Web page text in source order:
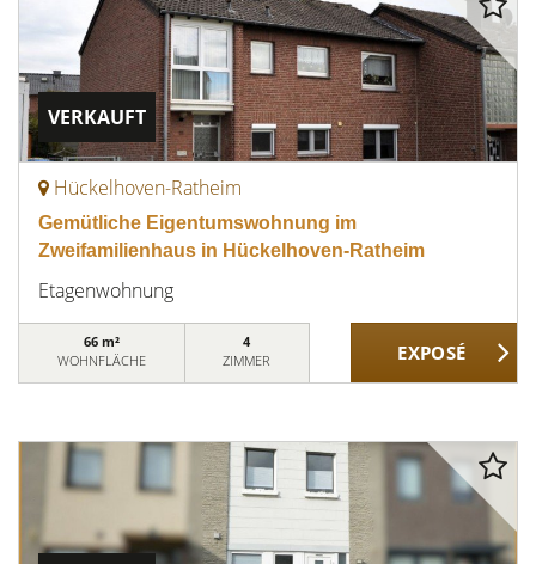
VERKAUFT
Hückelhoven-Ratheim
Gemütliche Eigentumswohnung im
Zweifamilienhaus in Hückelhoven-Ratheim
Etagenwohnung
66 m²
WOHNFLÄCHE
4
ZIMMER